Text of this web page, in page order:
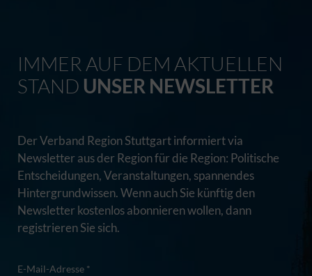
IMMER AUF DEM AKTUELLEN
STAND UNSER NEWSLETTER
Der Verband Region Stuttgart informiert via
Newsletter aus der Region für die Region: Politische
Entscheidungen, Veranstaltungen, spannendes
Hintergrundwissen. Wenn auch Sie künftig den
Newsletter kostenlos abonnieren wollen, dann
registrieren Sie sich.
E-Mail-Adresse *